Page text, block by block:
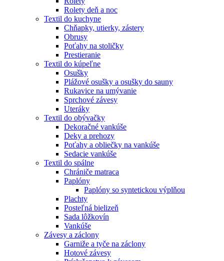
Rolety deň a noc
Textil do kuchyne
Chňapky, utierky, zástery
Obrusy
Poťahy na stoličky
Prestieranie
Textil do kúpeľne
Osušky
Plážové osušky a osušky do sauny
Rukavice na umývanie
Sprchové závesy
Uteráky
Textil do obývačky
Dekoračné vankúše
Deky a prehozy
Poťahy a obliečky na vankúše
Sedacie vankúše
Textil do spálne
Chrániče matraca
Paplóny
Paplóny so syntetickou výplňou
Plachty
Posteľná bielizeň
Sada lôžkovín
Vankúše
Závesy a záclony
Garniže a tyče na záclony
Hotové závesy